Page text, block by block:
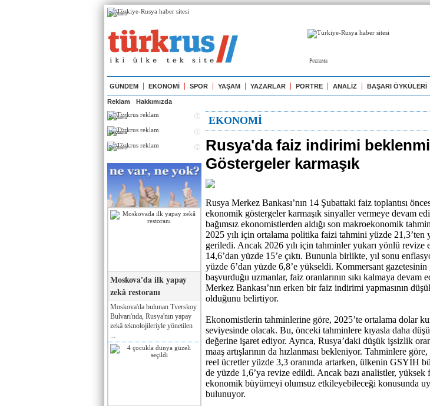
Реклама
Реклама
GÜNDEM EKONOMİ SPOR YAŞAM YAZARLAR PORTRE ANALİZ BAŞARI ÖYKÜLERİ
Reklam Hakkımızda
Реклама
Реклама
Реклама
Moskova'da ilk yapay
zekâ restoranı
Moskova'da bulunan Tverskoy
Bulvarı'nda, Rusya'nın yapay
zekâ teknolojileriyle yönetilen
EKONOMİ
Rusya'da faiz indirimi
Göstergeler karmaşık
Rusya Merkez Bankası’nın 14 Şubattaki faiz toplantısı
ekonomik göstergeler karmaşık sinyaller vermeye devam
bağımsız ekonomistlerden aldığı son makroekonomik
2025 yılı için ortalama politika faizi tahmini yüzde 21,3’ten
geriledi. Ancak 2026 yılı için tahminler yukarı yönlü revize
14,6’dan yüzde 15’e çıktı. Bununla birlikte, yıl sonu
yüzde 6’dan yüzde 6,8’e yükseldi. Kommersant gazetesinin
başvurduğu uzmanlar, faiz oranlarının sıkı kalmaya devam
Merkez Bankası’nın erken bir faiz indirimi yapmasının
olduğunu belirtiyor.
Ekonomistlerin tahminlerine göre, 2025’te ortalama dolar
seviyesinde olacak. Bu, önceki tahminlere kıyasla daha
değerine işaret ediyor. Ayrıca, Rusya’daki düşük işsizlik
maaş artışlarının da hızlanması bekleniyor. Tahminlere göre,
reel ücretler yüzde 3,3 oranında artarken, ülkenin GSYİH
de yüzde 1,6’ya revize edildi. Ancak bazı analistler, yüksek
ekonomik büyümeyi olumsuz etkileyebileceği konusunda
bulunuyor.